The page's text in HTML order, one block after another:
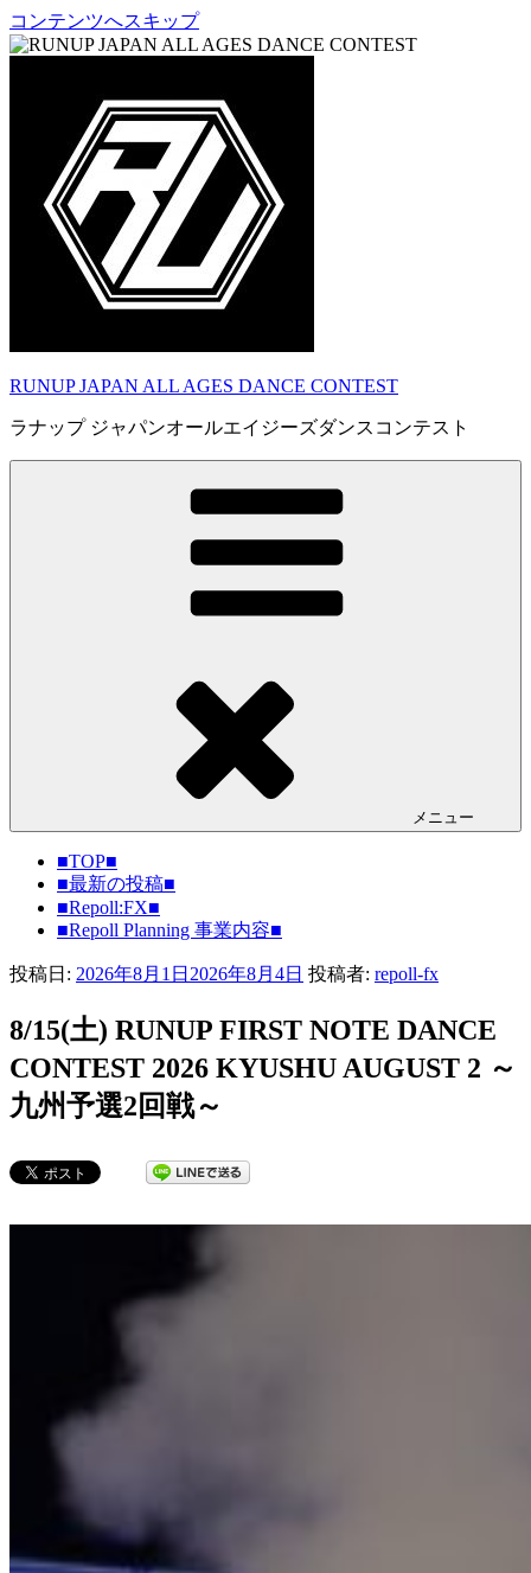
コンテンツへスキップ
RUNUP JAPAN ALL AGES DANCE CONTEST
ラナップ ジャパンオールエイジーズダンスコンテスト
メニュー
■TOP■
■最新の投稿■
■Repoll:FX■
■Repoll Planning 事業内容■
投稿日: 2026年8月1日 2026年8月4日 投稿者: repoll-fx
8/15(土) RUNUP FIRST NOTE DANCE
CONTEST 2026 KYUSHU AUGUST 2 ～
九州予選2回戦～